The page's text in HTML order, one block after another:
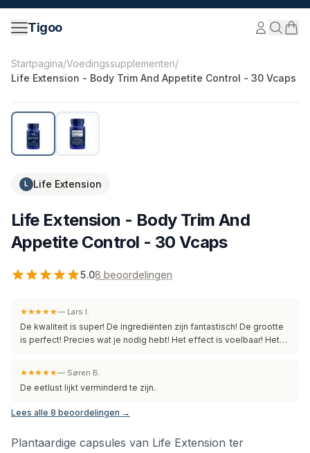
Ga naar inhoud
Tigoo
©2026Nutri Nordic AB.Alle rechten voorbehouden.
Startpagina/Voedingssupplementen/
Life Extension - Body Trim And Appetite Control - 30 Vcaps
L Life Extension
Life Extension - Body Trim And
Appetite Control - 30 Vcaps
5.08 beoordelingen
★★★★★— Lars I.
De kwaliteit is super! De ingrediënten zijn fantastisch! De grootte
is perfect! Precies wat je nodig hebt! Het effect is voelbaar! Het
★★★★★— Søren B.
De eetlust lijkt verminderd te zijn.
Lees alle 8 beoordelingen →
Plantaardige capsules van Life Extension ter